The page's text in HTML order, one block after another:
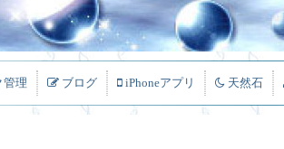
管理 ブログ iPhoneアプリ 天然石